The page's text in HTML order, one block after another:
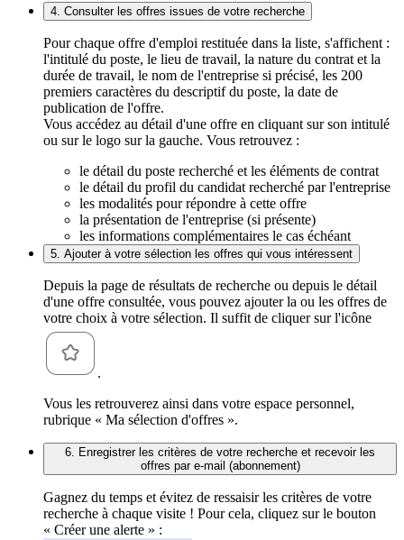
4. Consulter les offres issues de votre recherche
Pour chaque offre d'emploi restituée dans la liste, s'affichent :
l'intitulé du poste, le lieu de travail, la nature du contrat et la
durée de travail, le nom de l'entreprise si précisé, les 200
premiers caractères du descriptif du poste, la date de
publication de l'offre.
Vous accédez au détail d'une offre en cliquant sur son intitulé
ou sur le logo sur la gauche. Vous retrouvez :
le détail du poste recherché et les éléments de contrat
le détail du profil du candidat recherché par l'entreprise
les modalités pour répondre à cette offre
la présentation de l'entreprise (si présente)
les informations complémentaires le cas échéant
5. Ajouter à votre sélection les offres qui vous intéressent
Depuis la page de résultats de recherche ou depuis le détail
d'une offre consultée, vous pouvez ajouter la ou les offres de
votre choix à votre sélection. Il suffit de cliquer sur l'icône
.
Vous les retrouverez ainsi dans votre espace personnel,
rubrique « Ma sélection d'offres ».
6. Enregistrer les critères de votre recherche et recevoir les
offres par e-mail (abonnement)
Gagnez du temps et évitez de ressaisir les critères de votre
recherche à chaque visite ! Pour cela, cliquez sur le bouton
« Créer une alerte » :